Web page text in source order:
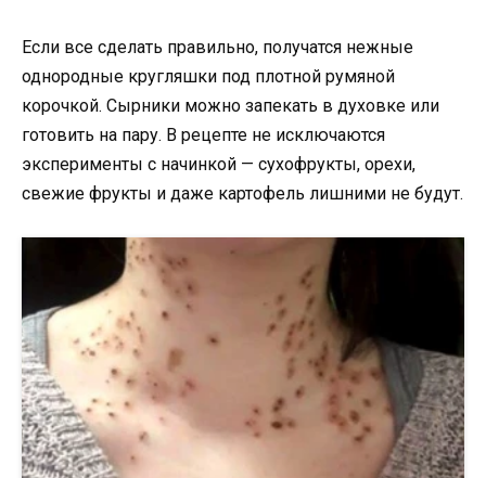
Если все сделать правильно, получатся нежные
однородные кругляшки под плотной румяной
корочкой. Сырники можно запекать в духовке или
готовить на пару. В рецепте не исключаются
эксперименты с начинкой — сухофрукты, орехи,
свежие фрукты и даже картофель лишними не будут.